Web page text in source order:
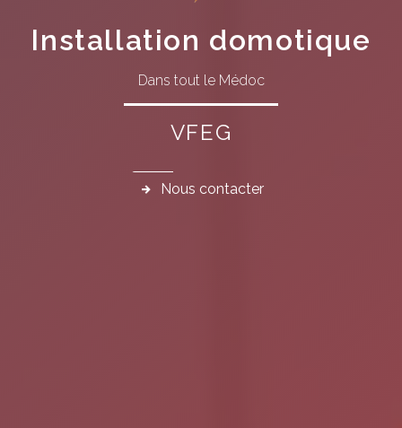
Installation domotique
Dans tout le Médoc
VFEG
Nous contacter